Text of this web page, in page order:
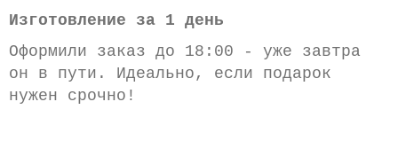
Изготовление за 1 день
Оформили заказ до 18:00 - уже завтра
он в пути. Идеально, если подарок
нужен срочно!